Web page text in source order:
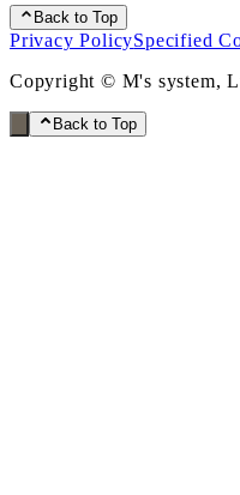
Back to Top
Privacy PolicySpecified
Copyright © M's system,
Back to Top